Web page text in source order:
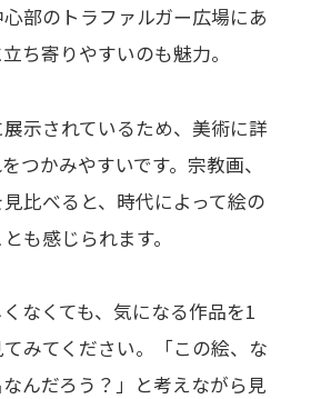
部のトラファルガー広場にあ
ち寄りやすいのも魅力。
示されているため、美術に詳
つかみやすいです。宗教画、
比べると、時代によって絵の
も感じられます。
なくても、気になる作品を1
みてください。「この絵、な
んだろう？」と考えながら見